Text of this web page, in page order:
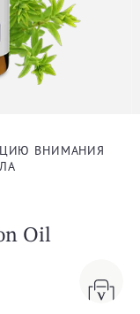
ВНИМАНИЯ
Oil